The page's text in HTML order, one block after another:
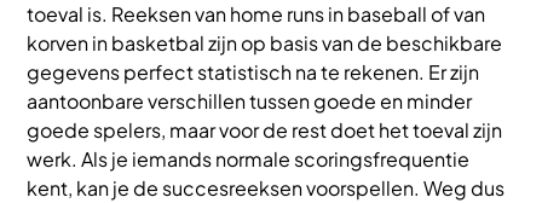
toeval is. Reeksen van home runs in baseball of van
korven in basketbal zijn op basis van de beschikbare
gegevens perfect statistisch na te rekenen. Er zijn
aantoonbare verschillen tussen goede en minder
goede spelers, maar voor de rest doet het toeval zijn
werk. Als je iemands normale scoringsfrequentie
kent, kan je de succesreeksen voorspellen. Weg dus